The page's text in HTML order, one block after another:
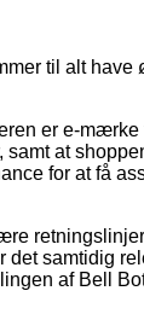
til alt have
er e-
at
for at få
samtidig
af Bell